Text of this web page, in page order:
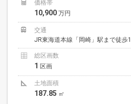
価格帯
10,900 万円
交通
JR東海道本線「岡崎」駅まで徒歩
総区画数
1 区画
土地面積
187.85 ㎡